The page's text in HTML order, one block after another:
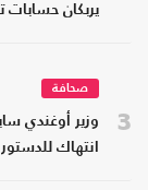
يربكان حسابات
3
صحافة
وزير أوغندي
انتهاك